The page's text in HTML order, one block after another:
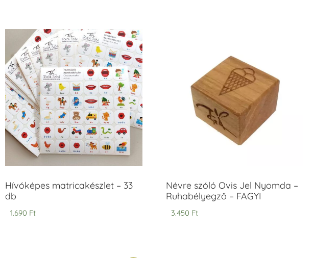
Hívóképes matricakészlet – 33
db
1.690 Ft
Névre szóló Ovis Jel Nyomda –
Ruhabélyegző – FAGYI
3.450 Ft